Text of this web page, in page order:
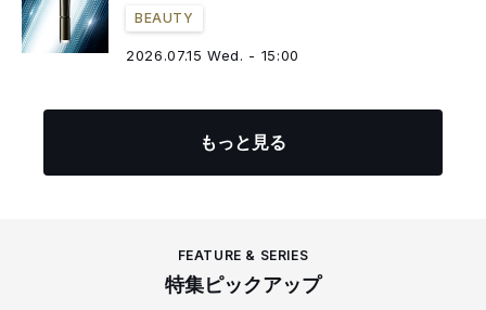
BEAUTY
2026.07.15 Wed. - 15:00
もっと見る
FEATURE & SERIES
特集ピックアップ